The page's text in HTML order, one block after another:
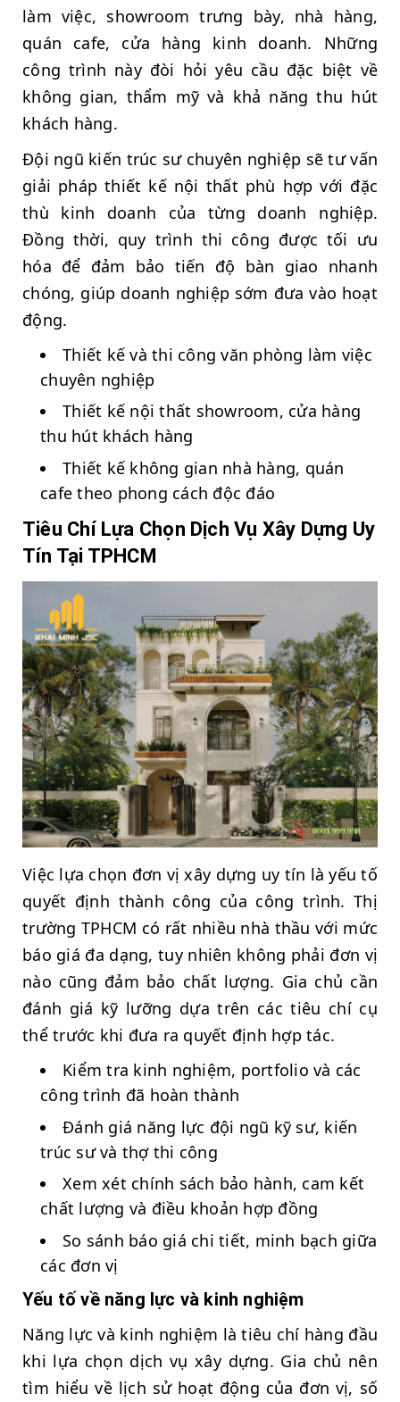
làm việc, showroom trưng bày, nhà hàng,
quán cafe, cửa hàng kinh doanh. Những
công trình này đòi hỏi yêu cầu đặc biệt về
không gian, thẩm mỹ và khả năng thu hút
khách hàng.
Đội ngũ kiến trúc sư chuyên nghiệp sẽ tư vấn
giải pháp thiết kế nội thất phù hợp với đặc
thù kinh doanh của từng doanh nghiệp.
Đồng thời, quy trình thi công được tối ưu
hóa để đảm bảo tiến độ bàn giao nhanh
chóng, giúp doanh nghiệp sớm đưa vào hoạt
động.
Thiết kế và thi công văn phòng làm việc
chuyên nghiệp
Thiết kế nội thất showroom, cửa hàng
thu hút khách hàng
Thiết kế không gian nhà hàng, quán
cafe theo phong cách độc đáo
Tiêu Chí Lựa Chọn Dịch Vụ Xây Dựng Uy
Tín Tại TPHCM
Việc lựa chọn đơn vị xây dựng uy tín là yếu tố
quyết định thành công của công trình. Thị
trường TPHCM có rất nhiều nhà thầu với mức
báo giá đa dạng, tuy nhiên không phải đơn vị
nào cũng đảm bảo chất lượng. Gia chủ cần
đánh giá kỹ lưỡng dựa trên các tiêu chí cụ
thể trước khi đưa ra quyết định hợp tác.
Kiểm tra kinh nghiệm, portfolio và các
công trình đã hoàn thành
Đánh giá năng lực đội ngũ kỹ sư, kiến
trúc sư và thợ thi công
Xem xét chính sách bảo hành, cam kết
chất lượng và điều khoản hợp đồng
So sánh báo giá chi tiết, minh bạch giữa
các đơn vị
Yếu tố về năng lực và kinh nghiệm
Năng lực và kinh nghiệm là tiêu chí hàng đầu
khi lựa chọn dịch vụ xây dựng. Gia chủ nên
tìm hiểu về lịch sử hoạt động của đơn vị, số